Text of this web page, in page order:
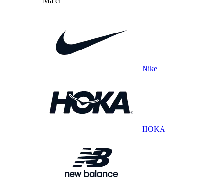
Nike
HOKA